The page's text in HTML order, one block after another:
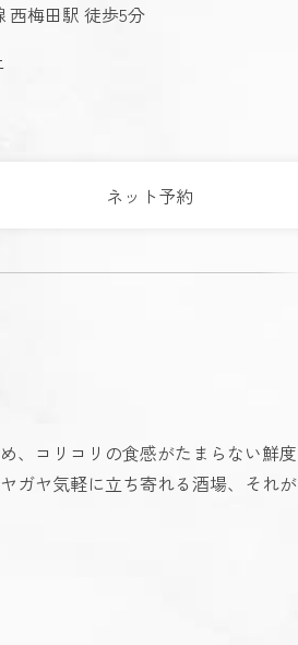
西梅田駅 徒歩5分
ネット予約
、コリコリの食感がたまらない鮮度
ガヤ気軽に立ち寄れる酒場、それが